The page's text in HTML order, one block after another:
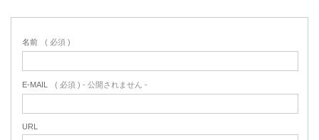
名前 ( 必須 )
E-MAIL ( 必須 ) - 公開されません -
URL